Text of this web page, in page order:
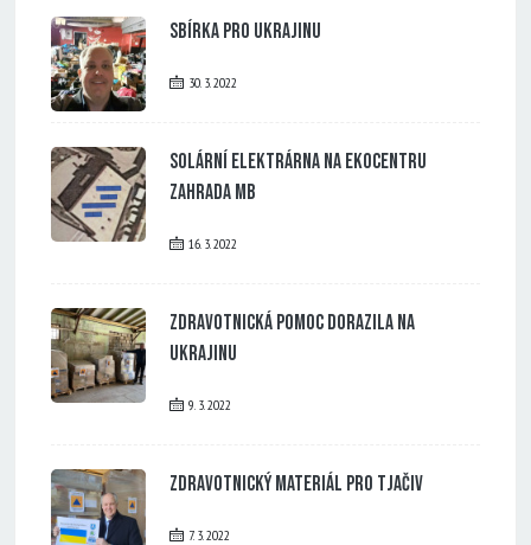
Sbírka pro Ukrajinu
30. 3. 2022
Solární elektrárna na Ekocentru
Zahrada MB
16. 3. 2022
Zdravotnická pomoc dorazila na
Ukrajinu
9. 3. 2022
Zdravotnický materiál pro Tjačiv
7. 3. 2022